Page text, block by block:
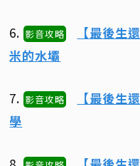
6.影音攻略
【最後生
米的水壩
7.影音攻略
【最後生
學